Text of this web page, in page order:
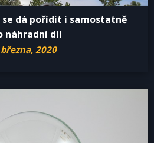
dá pořídit i samostatně
náhradní díl
2020